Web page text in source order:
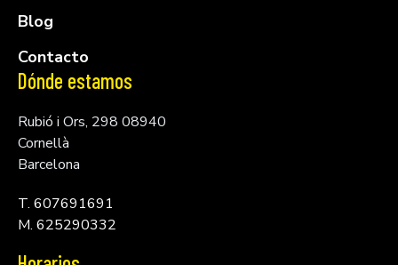
Blog
Contacto
Dónde estamos
Rubió i Ors, 298 08940
Cornellà
Barcelona
T. 607691691
M. 625290332